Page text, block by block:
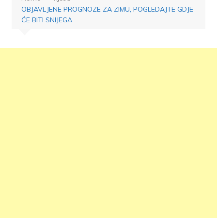
OBJAVLJENE PROGNOZE ZA ZIMU, POGLEDAJTE GDJE
ĆE BITI SNIJEGA